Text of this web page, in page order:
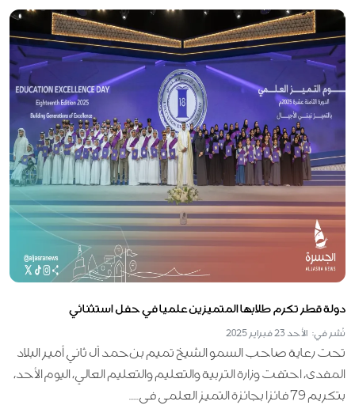
دولة قطر تكرم طلابها المتميزين علميا في حفل استثنائي
نُشر في: الأحد 23 فبراير 2025
تحت رعاية صاحب السمو الشيخ تميم بن حمد آل ثاني أمير البلاد
المفدى، احتفت وزارة التربية والتعليم والتعليم العالي، اليوم الأحد،
بتكريم 79 فائزا بجائزة التميز العلمي في......